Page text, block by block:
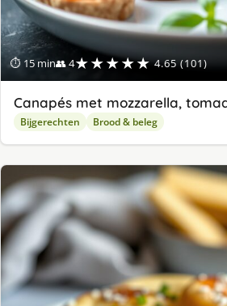
⏱ 15 min👥 4★★★★★ 4.65 (101)
Canapés met mozzarella,
Bijgerechten Brood & beleg